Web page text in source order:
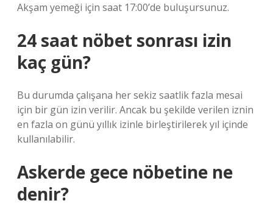
Akşam yemeği için saat 17:00’de buluşursunuz.
24 saat nöbet sonrası izin
kaç gün?
Bu durumda çalışana her sekiz saatlik fazla mesai
için bir gün izin verilir. Ancak bu şekilde verilen iznin
en fazla on günü yıllık izinle birleştirilerek yıl içinde
kullanılabilir.
Askerde gece nöbetine ne
denir?